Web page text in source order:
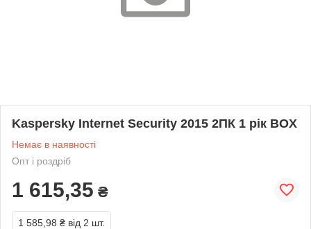
Kaspersky Internet Security 2015 2ПК 1 рік BOX
Немає в наявності
Опт і роздріб
1 615,35 ₴
1 585,98 ₴ від 2 шт.